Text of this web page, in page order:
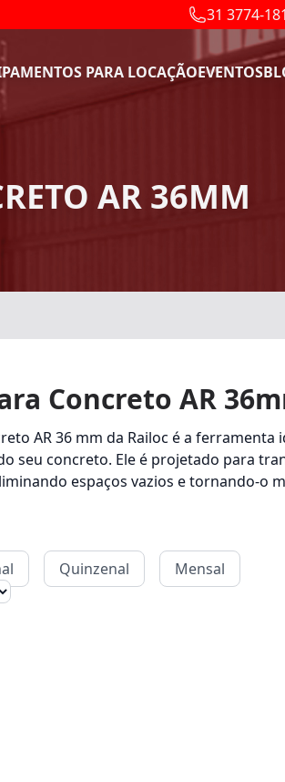
31 3774-
PARA LOCAÇÃOEVENTOS
AR 36MM
Concreto AR
AR 36 mm da Railoc é a ferramenta
seu concreto. Ele é projetado para
espaços vazios e tornando-o
Quinzenal
Mensal